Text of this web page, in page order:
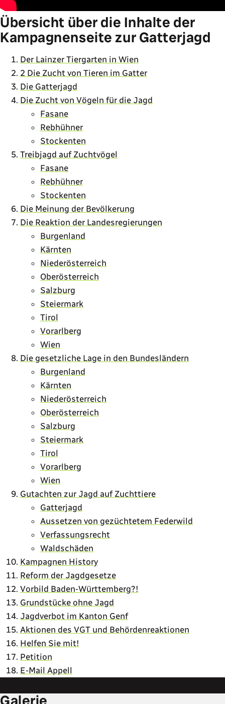
Übersicht über die Inhalte der
Kampagnenseite zur Gatterjagd
Der Lainzer Tiergarten in Wien
2 Die Zucht von Tieren im Gatter
Die Gatterjagd
Die Zucht von Vögeln für die Jagd
Fasane
Rebhühner
Stockenten
Treibjagd auf Zuchtvögel
Fasane
Rebhühner
Stockenten
Die Meinung der Bevölkerung
Die Reaktion der Landesregierungen
Burgenland
Kärnten
Niederösterreich
Oberösterreich
Salzburg
Steiermark
Tirol
Vorarlberg
Wien
Die gesetzliche Lage in den Bundesländern
Burgenland
Kärnten
Niederösterreich
Oberösterreich
Salzburg
Steiermark
Tirol
Vorarlberg
Wien
Gutachten zur Jagd auf Zuchttiere
Gatterjagd
Aussetzen von gezüchtetem Federwild
Verfassungsrecht
Waldschäden
Kampagnen History
Reform der Jagdgesetze
Vorbild Baden-Württemberg?!
Grundstücke ohne Jagd
Jagdverbot im Kanton Genf
Aktionen des VGT und Behördenreaktionen
Helfen Sie mit!
Petition
E-Mail Appell